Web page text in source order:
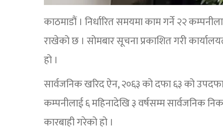
काठमाडौं । निर्धारित समयमा काम गर्ने २२
राखेको छ । सोमबार सूचना प्रकाशित गरी
हो ।
सार्वजनिक खरिद ऐन, २०६३ को दफा ६३ को
कम्पनीलाई ६ महिनादेखि ३ वर्षसम्म सार्वजनिक
कारबाही गरेको हो ।